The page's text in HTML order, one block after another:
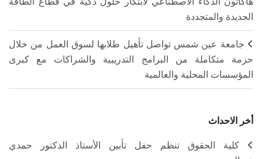
الجديدة والمتجددة
جامعة عين شمس تواصل تأهيل طلابها لسوق العمل من خلال
حزمة متكاملة من البرامج التدريبية والشراكات مع كبرى
المؤسسات المحلية والعالمية
أخر الاحداث
كلية الحقوق تنظم حفل تأبين الأستاذ الدكتور حمدي